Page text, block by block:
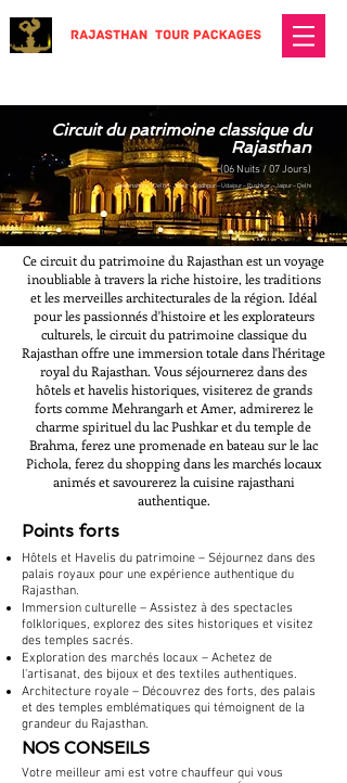
Circuit du patrimoine classique du
Rajasthan
(06 Nuits / 07 Jours)
Destinations : Delhi – Jaipur – Jodhpur – Udaipur – Pushkar – Jaipur – Delhi
Ce circuit du patrimoine du Rajasthan est un voyage
inoubliable à travers la riche histoire, les traditions
et les merveilles architecturales de la région. Idéal
pour les passionnés d'histoire et les explorateurs
culturels, le circuit du patrimoine classique du
Rajasthan offre une immersion totale dans l'héritage
royal du Rajasthan. Vous séjournerez dans des
hôtels et havelis historiques, visiterez de grands
forts comme Mehrangarh et Amer, admirerez le
charme spirituel du lac Pushkar et du temple de
Brahma, ferez une promenade en bateau sur le lac
Pichola, ferez du shopping dans les marchés locaux
animés et savourerez la cuisine rajasthani
authentique.
Points forts
Hôtels et Havelis du patrimoine – Séjournez dans des
palais royaux pour une expérience authentique du
Rajasthan.
Immersion culturelle – Assistez à des spectacles
folkloriques, explorez des sites historiques et visitez
des temples sacrés.
Exploration des marchés locaux – Achetez de
l'artisanat, des bijoux et des textiles authentiques.
Architecture royale – Découvrez des forts, des palais
et des temples emblématiques qui témoignent de la
grandeur du Rajasthan.
​NOS CONSEILS
Votre meilleur ami est votre chauffeur qui vous